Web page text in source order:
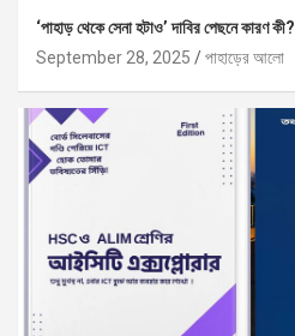
‘পাহাড় থেকে সেনা হটাও’ দাবির পেছনে কারণ কী?
September 28, 2025
পাহাড়ের আলো